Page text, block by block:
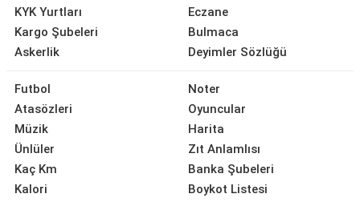
KYK Yurtları
Kargo Şubeleri
Askerlik
Eczane
Bulmaca
Deyimler Sözlüğü
Futbol
Atasözleri
Müzik
Ünlüler
Kaç Km
Kalori
Noter
Oyuncular
Harita
Zıt Anlamlısı
Banka Şubeleri
Boykot Listesi